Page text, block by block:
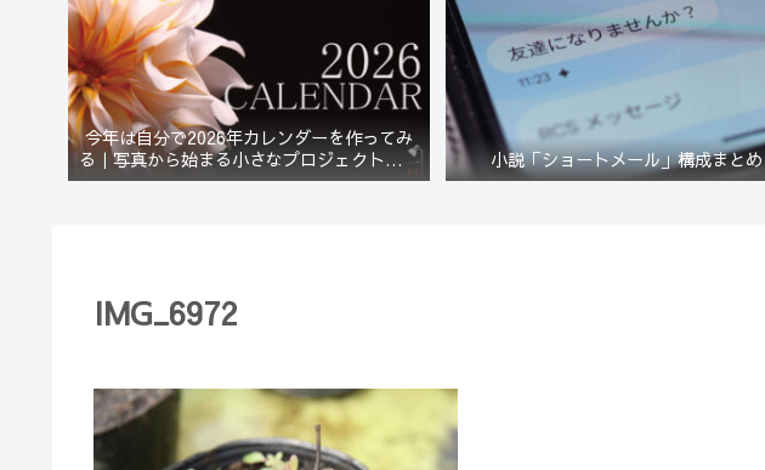
今年は自分で2026年カレンダーを作ってみ
る｜写真から始まる小さなプロジェクト【一
灯花】
小説「ショートメール」構成まとめ
IMG_6972